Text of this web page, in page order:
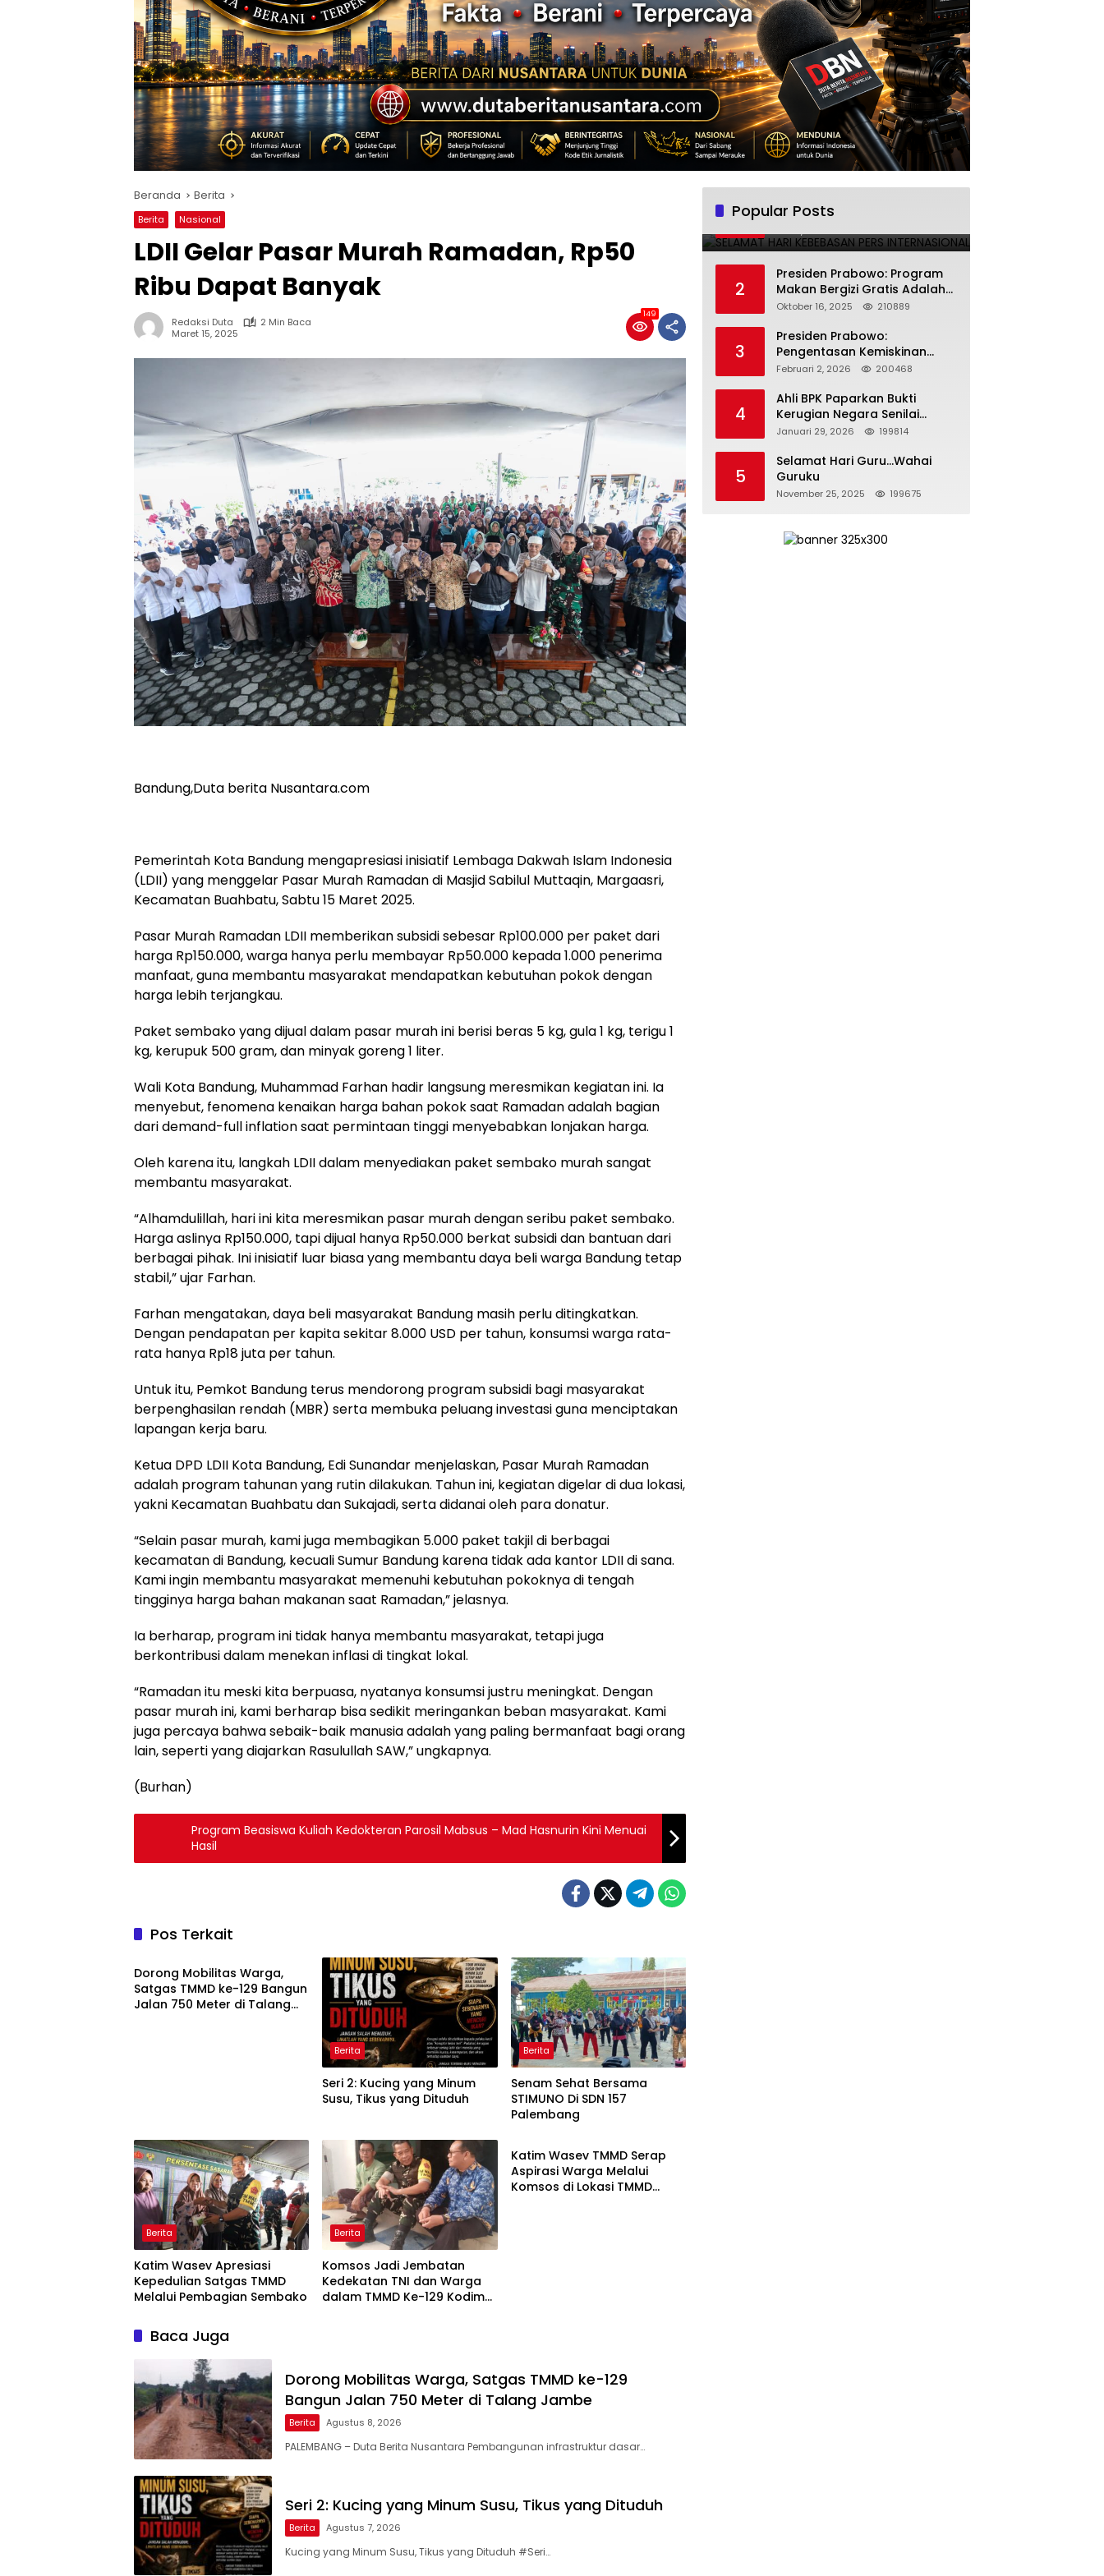
Beranda Berita
Berita Nasional
LDII Gelar Pasar Murah Ramadan, Rp50
Ribu Dapat Banyak
Redaksi Duta
2 Min Baca
Maret 15, 2025
149
Bandung,Duta berita Nusantara.com
Pemerintah Kota Bandung mengapresiasi inisiatif Lembaga Dakwah Islam Indonesia
(LDII) yang menggelar Pasar Murah Ramadan di Masjid Sabilul Muttaqin, Margaasri,
Kecamatan Buahbatu, Sabtu 15 Maret 2025.
Pasar Murah Ramadan LDII memberikan subsidi sebesar Rp100.000 per paket dari
harga Rp150.000, warga hanya perlu membayar Rp50.000 kepada 1.000 penerima
manfaat, guna membantu masyarakat mendapatkan kebutuhan pokok dengan
harga lebih terjangkau.
Paket sembako yang dijual dalam pasar murah ini berisi beras 5 kg, gula 1 kg, terigu 1
kg, kerupuk 500 gram, dan minyak goreng 1 liter.
Wali Kota Bandung, Muhammad Farhan hadir langsung meresmikan kegiatan ini. Ia
menyebut, fenomena kenaikan harga bahan pokok saat Ramadan adalah bagian
dari demand-full inflation saat permintaan tinggi menyebabkan lonjakan harga.
Oleh karena itu, langkah LDII dalam menyediakan paket sembako murah sangat
membantu masyarakat.
“Alhamdulillah, hari ini kita meresmikan pasar murah dengan seribu paket sembako.
Harga aslinya Rp150.000, tapi dijual hanya Rp50.000 berkat subsidi dan bantuan dari
berbagai pihak. Ini inisiatif luar biasa yang membantu daya beli warga Bandung tetap
stabil,” ujar Farhan.
Farhan mengatakan, daya beli masyarakat Bandung masih perlu ditingkatkan.
Dengan pendapatan per kapita sekitar 8.000 USD per tahun, konsumsi warga rata-
rata hanya Rp18 juta per tahun.
Untuk itu, Pemkot Bandung terus mendorong program subsidi bagi masyarakat
berpenghasilan rendah (MBR) serta membuka peluang investasi guna menciptakan
lapangan kerja baru.
Ketua DPD LDII Kota Bandung, Edi Sunandar menjelaskan, Pasar Murah Ramadan
adalah program tahunan yang rutin dilakukan. Tahun ini, kegiatan digelar di dua lokasi,
yakni Kecamatan Buahbatu dan Sukajadi, serta didanai oleh para donatur.
“Selain pasar murah, kami juga membagikan 5.000 paket takjil di berbagai
kecamatan di Bandung, kecuali Sumur Bandung karena tidak ada kantor LDII di sana.
Kami ingin membantu masyarakat memenuhi kebutuhan pokoknya di tengah
tingginya harga bahan makanan saat Ramadan,” jelasnya.
Ia berharap, program ini tidak hanya membantu masyarakat, tetapi juga
berkontribusi dalam menekan inflasi di tingkat lokal.
“Ramadan itu meski kita berpuasa, nyatanya konsumsi justru meningkat. Dengan
pasar murah ini, kami berharap bisa sedikit meringankan beban masyarakat. Kami
juga percaya bahwa sebaik-baik manusia adalah yang paling bermanfaat bagi orang
lain, seperti yang diajarkan Rasulullah SAW,” ungkapnya.
(Burhan)
Program Beasiswa Kuliah Kedokteran Parosil Mabsus – Mad Hasnurin Kini Menuai
Hasil
Pos Terkait
Berita
Dorong Mobilitas Warga,
Satgas TMMD ke-129 Bangun
Jalan 750 Meter di Talang
Berita
Seri 2: Kucing yang Minum
Susu, Tikus yang Dituduh
Berita
Senam Sehat Bersama
STIMUNO Di SDN 157
Palembang
Berita
Katim Wasev Apresiasi
Kepedulian Satgas TMMD
Melalui Pembagian Sembako
Berita
Komsos Jadi Jembatan
Kedekatan TNI dan Warga
dalam TMMD Ke-129 Kodim
Berita
Katim Wasev TMMD Serap
Aspirasi Warga Melalui
Komsos di Lokasi TMMD
Baca Juga
Dorong Mobilitas Warga, Satgas TMMD ke-129
Bangun Jalan 750 Meter di Talang Jambe
Berita Agustus 8, 2026
PALEMBANG – Duta Berita Nusantara Pembangunan infrastruktur dasar…
Seri 2: Kucing yang Minum Susu, Tikus yang Dituduh
Berita Agustus 7, 2026
Kucing yang Minum Susu, Tikus yang Dituduh #Seri…
Popular Posts
1
INTERNASIONAL
Mei 3, 2025 224691
2
Presiden Prabowo: Program
Makan Bergizi Gratis Adalah
Investasi untuk Masa Depan
Oktober 16, 2025 210889
3
Presiden Prabowo:
Pengentasan Kemiskinan
Butuh Persatuan dan
Bertanggung Jawab
Februari 2, 2026 200468
4
Ahli BPK Paparkan Bukti
Kerugian Negara Senilai
Rp285 Triliun dalam
Pertamina
Januari 29, 2026 199814
5
Selamat Hari Guru…Wahai
Guruku
November 25, 2025 199675